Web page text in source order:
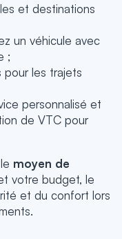
et destinations
un véhicule avec
;
pour les trajets
personnalisé et
de VTC pour
moyen de
votre budget, le
et du confort lors